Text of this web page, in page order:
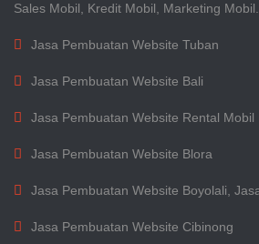
Sales Mobil, Kredit Mobil, Marketing Mobil.
Jasa Pembuatan Website Tuban
Jasa Pembuatan Website Bali
Jasa Pembuatan Website Rental Mobil
Jasa Pembuatan Website Blora
Jasa Pembuatan Website Boyolali,
Jasa Pembuatan Website Cibinong